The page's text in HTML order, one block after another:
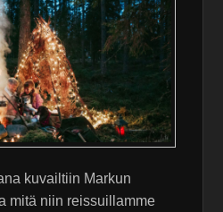
kuvailtiin Markun
mitä niin reissuillamme